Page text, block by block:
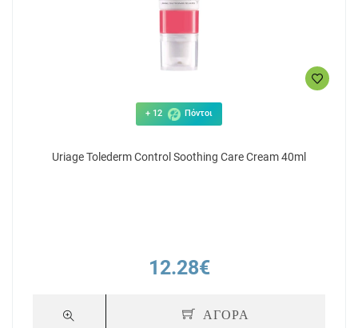
+ 12 Πόντοι
Uriage Tolederm Control Soothing Care Cream 40ml
12.28€
ΑΓΟΡΑ